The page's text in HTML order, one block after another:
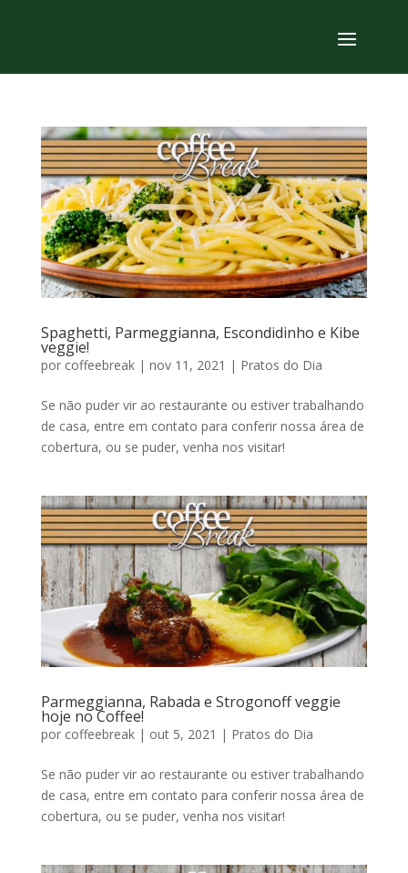
Spaghetti, Parmeggianna, Escondidinho e Kibe
veggie!
por coffeebreak| nov 11, 2021 | Pratos do Dia
Se não puder vir ao restaurante ou estiver trabalhando
de casa, entre em contato para conferir nossa área de
cobertura, ou se puder, venha nos visitar!
Parmeggianna, Rabada e Strogonoff veggie
hoje no Coffee!
por coffeebreak| out 5, 2021 | Pratos do Dia
Se não puder vir ao restaurante ou estiver trabalhando
de casa, entre em contato para conferir nossa área de
cobertura, ou se puder, venha nos visitar!